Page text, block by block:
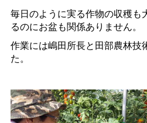
毎日のように実る作物の収穫も
るのにお盆も関係ありません。
作業には嶋田所長と田部農林技
た。